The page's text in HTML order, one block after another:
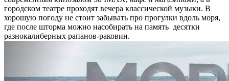
городском театре проходят вечера классической музыки. В
хорошую погоду не стоит забывать про прогулки вдоль моря,
где после шторма можно насобирать на память десятки
разнокалиберных рапанов-раковин.